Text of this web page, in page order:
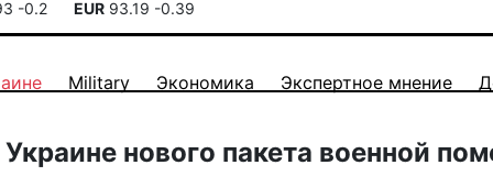
-0.2 EUR 93.19 -0.39
Military Экономика Экспертное мнение
нового пакета военной